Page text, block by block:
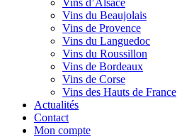
Vins du Beaujolais
Vins de Provence
Vins du Languedoc
Vins du Roussillon
Vins de Bordeaux
Vins de Corse
Vins des Hauts de France
Actualités
Contact
Mon compte